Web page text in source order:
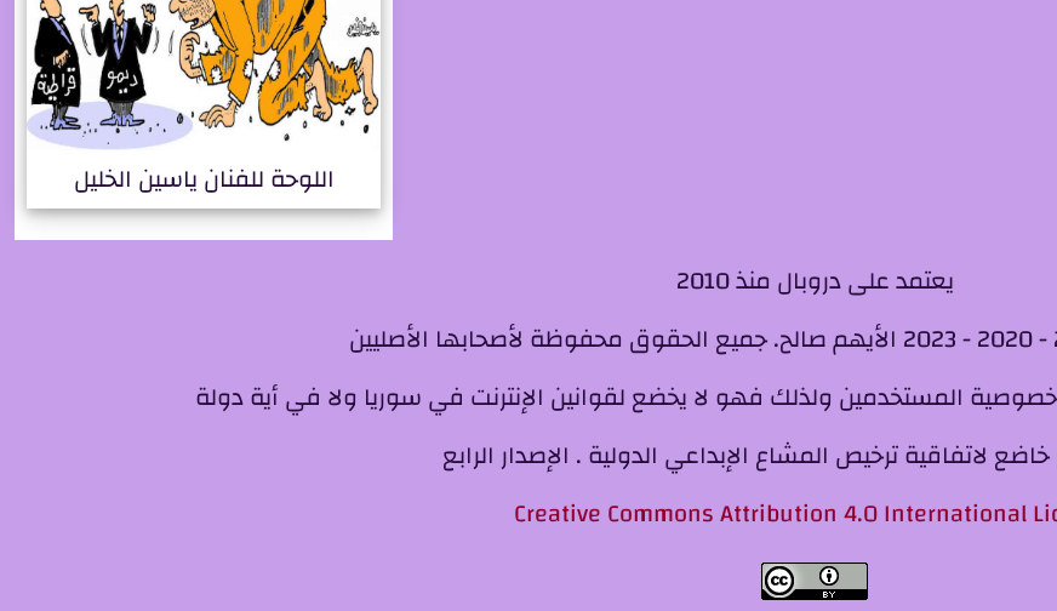
اللوحة للفنان ياسين الخليل
يعتمد على دروبال منذ 2010
المستخدمين ولذلك فهو لا يخضع لقوانين الإنترنت في سوريا ولا في أية دولة
لاتفاقية ترخيص المشاع الإبداعي الدولية . الإصدار الرابع
Creative Commons Attribution 4.0 International